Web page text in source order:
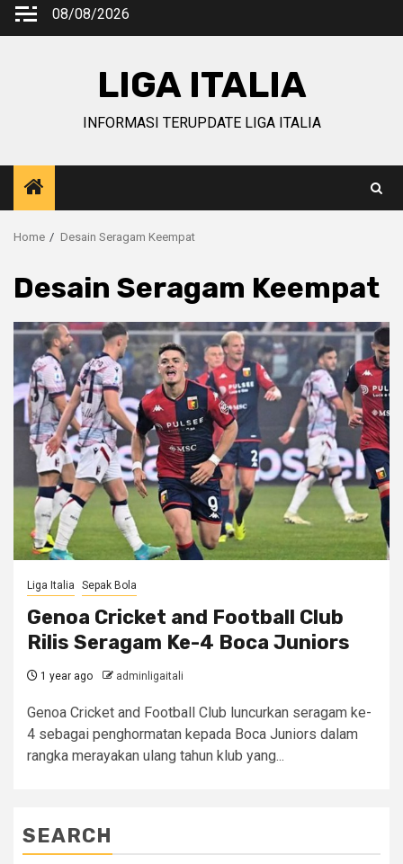
Skip
08/08/2026
LIGA ITALIA
INFORMASI TERUPDATE LIGA ITALIA
Home Desain Seragam Keempat
Desain Seragam Keempat
Liga Italia Sepak Bola
Genoa Cricket and Football Club
Rilis Seragam Ke-4 Boca Juniors
1 year ago adminligaitali
Genoa Cricket and Football Club luncurkan seragam ke-
4 sebagai penghormatan kepada Boca Juniors dalam
rangka merayakan ulang tahun klub yang...
SEARCH